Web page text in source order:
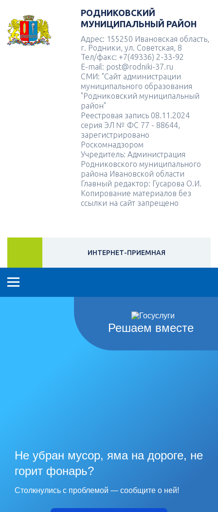
РОДНИКОВСКИЙ
МУНИЦИПАЛЬНЫЙ РАЙОН
Адрес: 155250 Ивановская область,
г. Родники, ул. Советская, 8
Тел/факс: +7(49336) 2-33-92
E-mail: post@rodniki-37.ru
СМИ: "Сайт администрации
муниципального образования
"Родниковский муниципальный
район"
Реестровая запись 08.11.2024
серия ЭЛ № ФС 77 - 88644,
зарегистрировано
Роскомнадзором
Учредитель: Администрация
Родниковского муниципального
района Ивановской области
Главный редактор: Гусарова О.И.
Копирование материалов без
ссылки на сайт запрещено
ИНТЕРНЕТ-ПРИЕМНАЯ
Решаем вместе
Не убран мусор, яма на дороге, не
горит фонарь?
Столкнулись с проблемой — сообщите о ней!